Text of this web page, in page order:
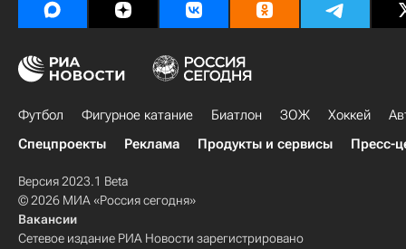
Футбол Фигурное катание Биатлон ЗОЖ Хоккей
Спецпроекты
Реклама Продукты и сервисы Пресс-
Версия 2023.1 Beta
© 2026 МИА «Россия сегодня»
Вакансии
Сетевое издание РИА Новости зарегистрировано